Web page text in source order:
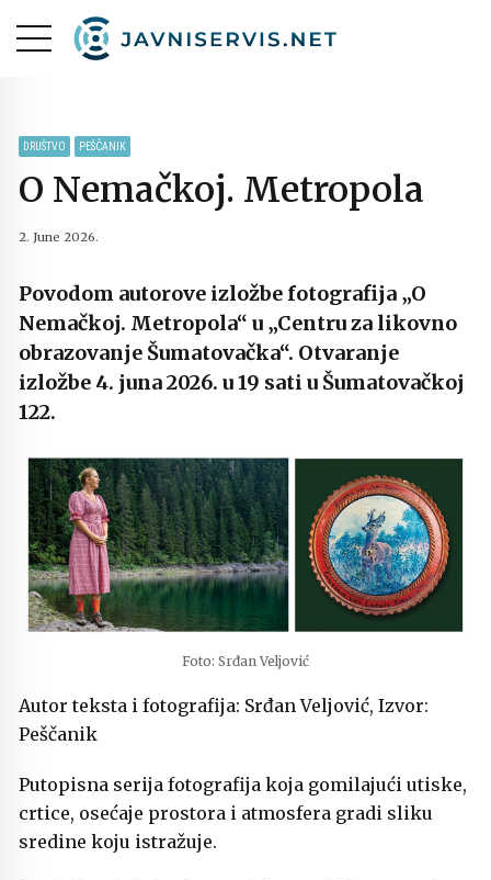
DRUŠTVO PEŠČANIK
O Nemačkoj. Metropola
2. June 2026.
Povodom autorove izložbe fotografija „O
Nemačkoj. Metropola“ u „Centru za likovno
obrazovanje Šumatovačka“. Otvaranje
izložbe 4. juna 2026. u 19 sati u Šumatovačkoj
122.
Foto: Srđan Veljović
Autor teksta i fotografija: Srđan Veljović, Izvor:
Peščanik
Putopisna serija fotografija koja gomilajući utiske,
crtice, osećaje prostora i atmosfera gradi sliku
sredine koju istražuje.